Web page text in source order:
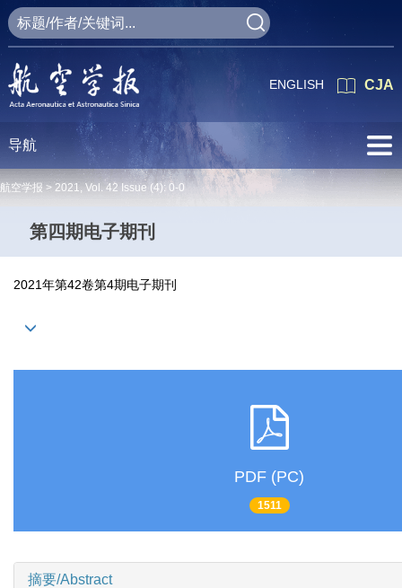
CJA
ENGLISH
导航
航空学报 > 2021, Vol. 42 Issue (4): 0-0
第四期电子期刊
2021年第42卷第4期电子期刊
PDF (PC)
1511
摘要/Abstract